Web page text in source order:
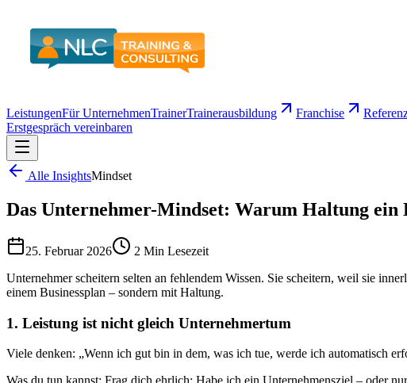
LeistungenFür UnternehmenTrainerTrainerausbildung Franchise
Erstgespräch vereinbaren
Alle InsightsMindset
Das Unternehmer-Mindset: Warum Haltung
25. Februar 2026 2 Min Lesezeit
Unternehmer scheitern selten an fehlendem Wissen. Sie scheitern, weil sie
einem Businessplan – sondern mit Haltung.
1. Leistung ist nicht gleich Unternehmertum
Viele denken: „Wenn ich gut bin in dem, was ich tue, werde ich automatisch